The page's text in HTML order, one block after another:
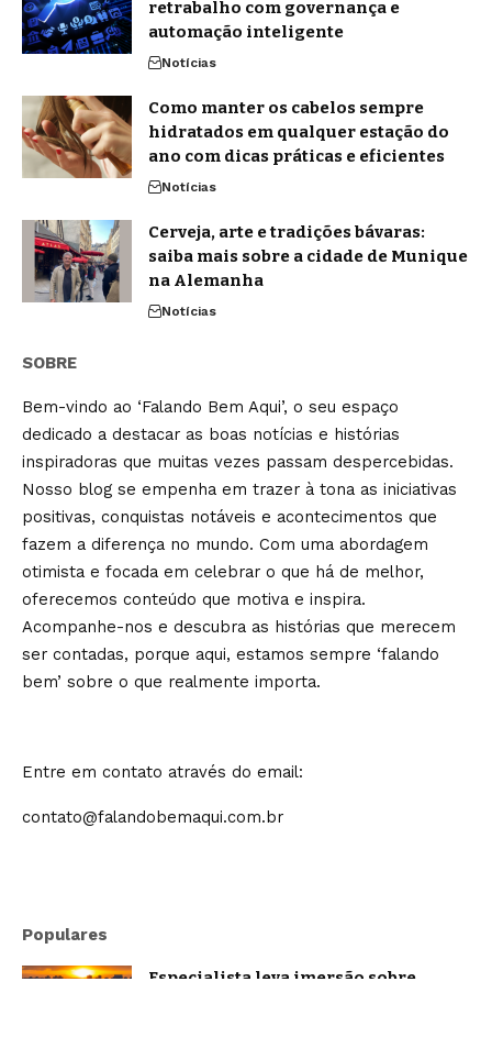
retrabalho com governança e
automação inteligente
Notícias
Como manter os cabelos sempre
hidratados em qualquer estação do
ano com dicas práticas e eficientes
Notícias
Cerveja, arte e tradições bávaras:
saiba mais sobre a cidade de Munique
na Alemanha
Notícias
SOBRE
Bem-vindo ao ‘Falando Bem Aqui’, o seu espaço
dedicado a destacar as boas notícias e histórias
inspiradoras que muitas vezes passam despercebidas.
Nosso blog se empenha em trazer à tona as iniciativas
positivas, conquistas notáveis e acontecimentos que
fazem a diferença no mundo. Com uma abordagem
otimista e focada em celebrar o que há de melhor,
oferecemos conteúdo que motiva e inspira.
Acompanhe-nos e descubra as histórias que merecem
ser contadas, porque aqui, estamos sempre ‘falando
bem’ sobre o que realmente importa.
Entre em contato através do email:
contato@falandobemaqui.com.br
Populares
Especialista leva imersão sobre